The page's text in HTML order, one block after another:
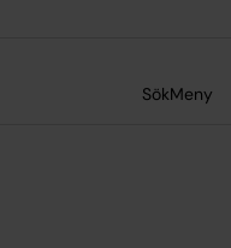
SökMeny